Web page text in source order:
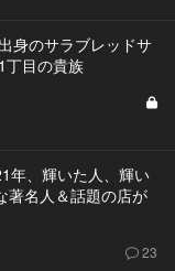
身のサラブレッドサ
目の貴族
年、輝いた人、輝い
著名人＆話題の店が
23